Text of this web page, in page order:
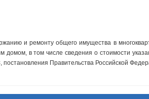
и ремонту общего имущества в
в том числе сведения о стоимости
постановления Правительства Российской